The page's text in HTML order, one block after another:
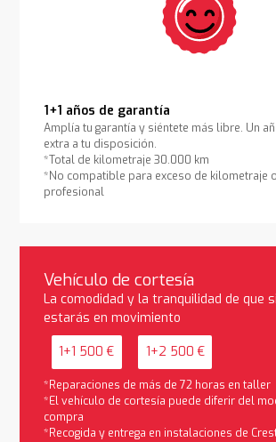
1+1 años de garantía
Amplía tu garantía y siéntete más libre. Un
extra a tu disposición.
*Total de kilometraje 30.000 km
*No compatible para exceso de kilometraje
profesional
Vehículo de cortesía
La comodidad y la tranquilidad de que
estarás en movimiento
1+1 500 € 1+2 500 €
*Reparaciones de más de 72 horas en taller
*El vehículo de cortesía puede diferir del
compra
*Recogida y entrega en instalaciones de